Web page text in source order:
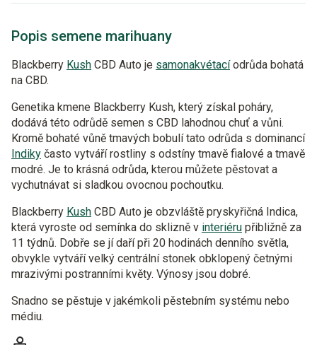
Popis semene marihuany
Blackberry Kush CBD Auto je samonakvétacíodrůda bohatá
na CBD.
Genetika kmene Blackberry Kush, který získal poháry,
dodává této odrůdě semen s CBD lahodnou chuť a vůni.
Kromě bohaté vůně tmavých bobulí tato odrůda s dominancí
Indiky často vytváří rostliny s odstíny tmavě fialové a tmavě
modré. Je to krásná odrůda, kterou můžete pěstovat a
vychutnávat si sladkou ovocnou pochoutku.
Blackberry Kush CBD Auto je obzvláště pryskyřičná Indica,
která vyroste od semínka do sklizně v interiéru přibližně za
11 týdnů. Dobře se jí daří při 20 hodinách denního světla,
obvykle vytváří velký centrální stonek obklopený četnými
mrazivými postranními květy. Výnosy jsou dobré.
Snadno se pěstuje v jakémkoli pěstebním systému nebo
médiu.